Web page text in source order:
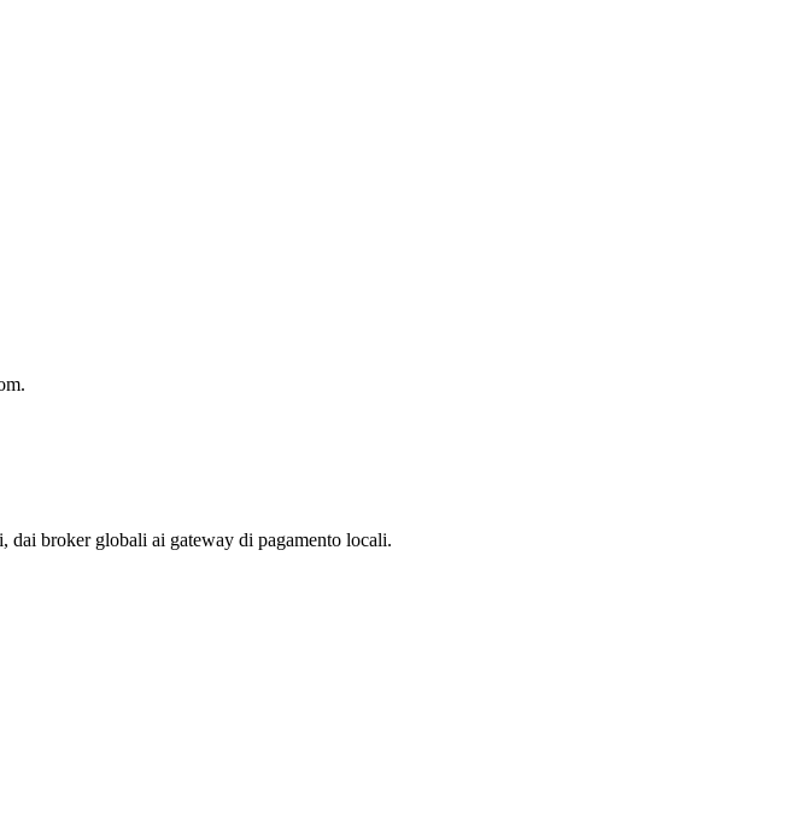
dai broker globali ai gateway di pagamento locali.